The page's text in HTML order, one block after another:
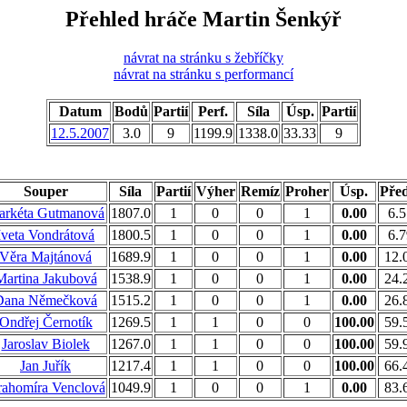
Přehled hráče Martin Šenkýř
návrat na stránku s žebříčky
návrat na stránku s performancí
Datum Bodů Partií Perf. Síla Úsp. Partií
12.5.2007
3.0 9 1199.9 1338.0 33.33 9
Souper Síla Partií Výher Remíz Proher Úsp.
Gutmanová 1807.0 1 0 0 1 0.00
Vondrátová
1800.5 1 0 0 1 0.00
Věra Majtánová
1689.9 1 0 0 1 0.00
Jakubová
1538.9 1 0 0 1 0.00
Němečková
1515.2 1 0 0 1 0.00
Černotík
1269.5 1 1 0 0 100.00
Jaroslav Biolek
1267.0 1 1 0 0 100.00
Jan Juřík
1217.4 1 1 0 0 100.00
Venclová 1049.9 1 0 0 1 0.00